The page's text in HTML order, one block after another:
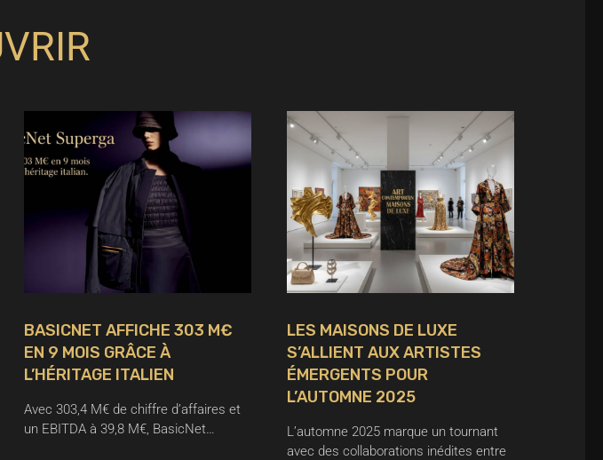
BASICNET AFFICHE 303 M€
EN 9 MOIS GRÂCE À
L’HÉRITAGE ITALIEN
Avec 303,4 M€ de chiffre d’affaires et
un EBITDA à 39,8 M€, BasicNet…
LES MAISONS DE LUXE
S’ALLIENT AUX ARTISTES
ÉMERGENTS POUR
L’AUTOMNE 2025
L’automne 2025 marque un tournant
avec des collaborations inédites entre